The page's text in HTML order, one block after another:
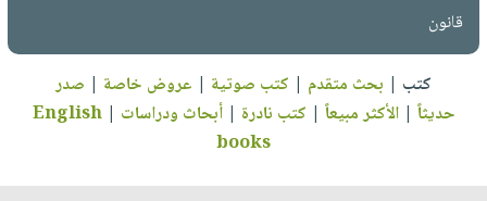
قانون
كتب | بحث متقدم | كتب صوتية | عروض خاصة | صدر
حديثاً |الأكثر مبيعاً | كتب نادرة |أبحاث ودراسات |
English
books